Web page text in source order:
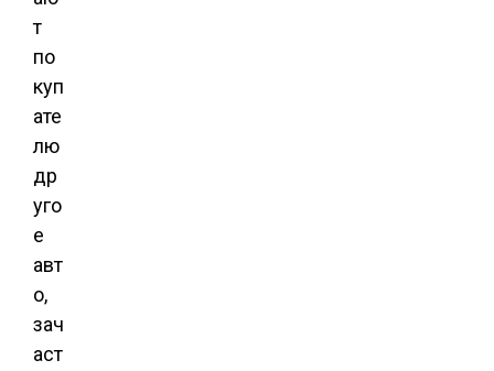
т
по
куп
ате
лю
др
уго
е
авт
о,
зач
аст